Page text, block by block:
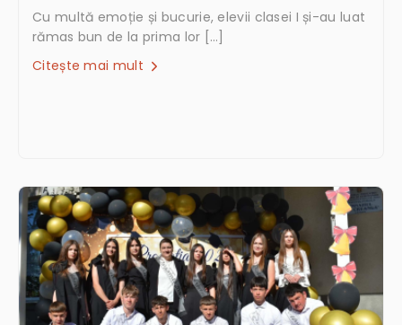
Cu multă emoție și bucurie, elevii clasei I și-au luat
rămas bun de la prima lor […]
Citește mai mult